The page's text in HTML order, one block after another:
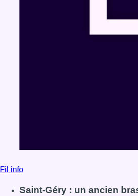
Fil info
Saint-Géry : un ancien